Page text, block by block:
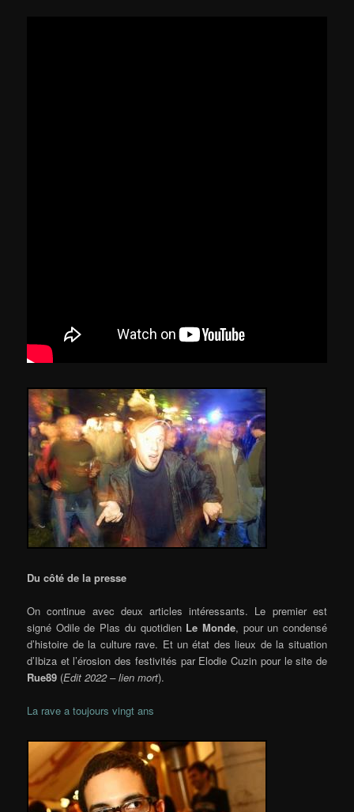
Du côté de la presse
On continue avec deux articles intéressants. Le premier est
signé Odile de Plas du quotidienLe Monde, pour un condensé
d’histoire de la culture rave. Et un état des lieux de la situation
d’Ibiza et l’érosion des festivités par Elodie Cuzin pour le site de
Rue89 (Edit 2022 – lien mort).
La rave a toujours vingt ans